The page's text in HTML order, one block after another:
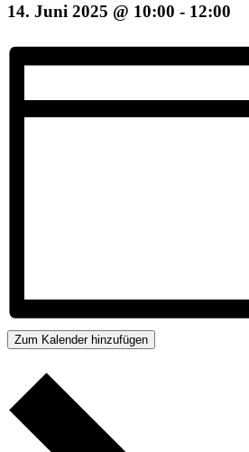
14. Juni 2025 @ 10:00 - 12:00
Zum Kalender hinzufügen